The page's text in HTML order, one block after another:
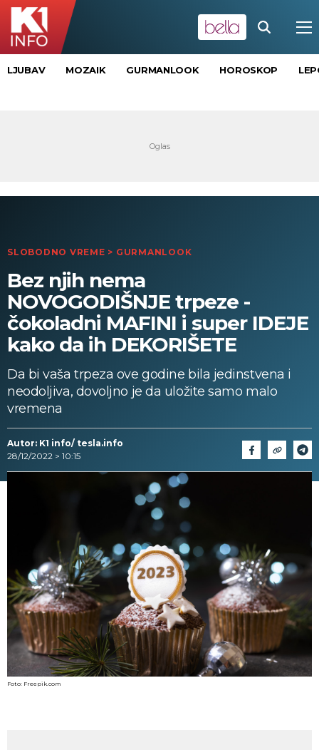
LJUBAV MOZAIK GURMANLOOK HOROSKOP
SLOBODNO VREME > GURMANLOOK
Bez njih nema
NOVOGODIŠNJE trpeze -
čokoladni MAFINI i super IDEJE
kako da ih DEKORIŠETE
Da bi vaša trpeza ove godine bila jedinstvena i
neodoljiva, dovoljno je da uložite samo malo
vremena
Autor: K1 info/ tesla.info
28/12/2022 > 10:15
Foto: Freepik.com